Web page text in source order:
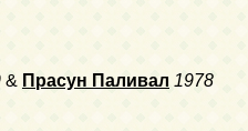
& Прасун Паливал 1978